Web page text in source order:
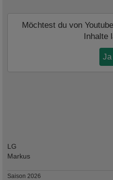
Möchtest du von Youtube
Inhalte
Ja
LG
Markus
Saison 2026